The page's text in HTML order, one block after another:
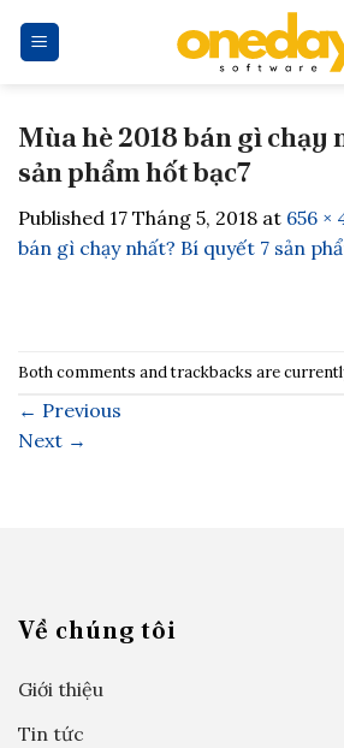
Mùa hè 2018 bán gì chạy
sản phẩm hốt bạc7
Published 17 Tháng 5, 2018 at 656 ×
bán gì chạy nhất? Bí quyết 7 sản
Both comments and trackbacks are
← Previous
Next →
Về chúng tôi
Giới thiệu
Tin tức